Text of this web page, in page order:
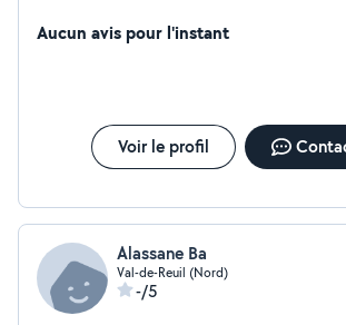
Aucun avis pour l'instant
Voir le profil
Alassane Ba
Val-de-Reuil (Nord)
-/5